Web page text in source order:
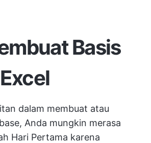
Basis
dalam membuat atau
Anda mungkin merasa
Hari Pertama karena